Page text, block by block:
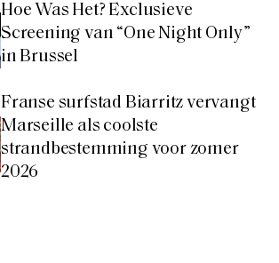
Hoe Was Het? Exclusieve
Screening van “One Night Only”
in Brussel
Franse surfstad Biarritz vervangt
Marseille als coolste
strandbestemming voor zomer
2026